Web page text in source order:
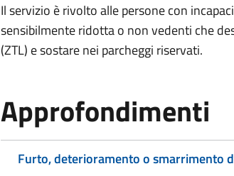
Il servizio è rivolto alle persone con
sensibilmente ridotta o non vedenti che
(ZTL) e sostare nei parcheggi riservati.
Approfondimenti
Furto, deterioramento o smarrimento